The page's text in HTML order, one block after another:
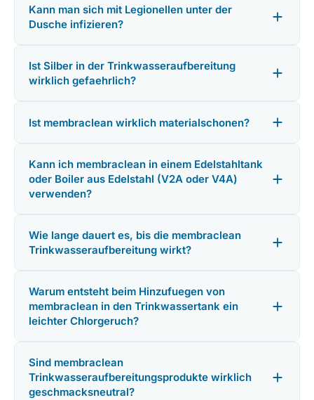
Kann man sich mit Legionellen unter der
Dusche infizieren?
Ist Silber in der Trinkwasseraufbereitung
wirklich gefaehrlich?
Ist membraclean wirklich materialschonen?
Kann ich membraclean in einem Edelstahltank
oder Boiler aus Edelstahl (V2A oder V4A)
verwenden?
Wie lange dauert es, bis die membraclean
Trinkwasseraufbereitung wirkt?
Warum entsteht beim Hinzufuegen von
membraclean in den Trinkwassertank ein
leichter Chlorgeruch?
Sind membraclean
Trinkwasseraufbereitungsprodukte wirklich
geschmacksneutral?